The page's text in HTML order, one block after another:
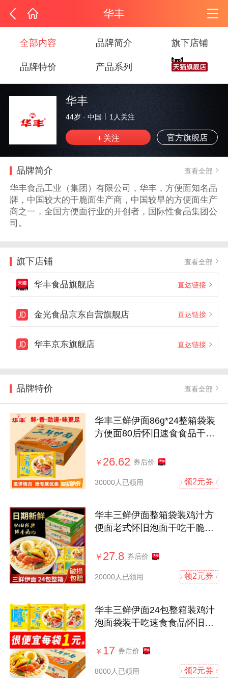
华丰
全部内容 品牌简介 旗下店铺
品牌特价 产品系列
华丰
44岁 · 中国 1 人关注
官方旗舰店
品牌简介 查看全部
华丰食品工业（集团）有限公司，华丰，方便面知名品
牌，中国较大的干脆面生产商，中国较早的方便面生产
商之一，全国方便面行业的开创者，国际性食品集团公
司。
旗下店铺 查看全部
华丰食品旗舰店 直达链接
金光食品京东自营旗舰店 直达链接
华丰京东旗舰店 直达链接
品牌特价 查看全部
华丰三鲜伊面86g*24整箱袋装
方便面80后怀旧速食食品干吃
￥ 26.62 券后价
30000人已领用 领2元券
华丰三鲜伊面整箱袋装鸡汁方
便面老式怀旧泡面干吃干脆面
￥ 27.8 券后价
20000人已领用 领2元券
华丰三鲜伊面24包整箱装鸡汁
泡面袋装干吃速食食品怀旧老
￥ 17 券后价
8000人已领用 领2元券